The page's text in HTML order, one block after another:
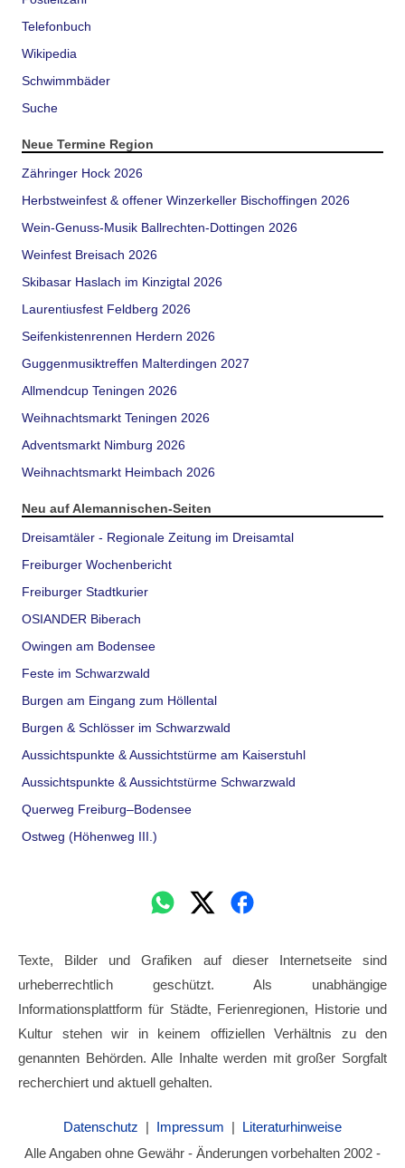
Telefonbuch
Wikipedia
Schwimmbäder
Suche
Neue Termine Region
Zähringer Hock 2026
Herbstweinfest & offener Winzerkeller Bischoffingen 2026
Wein-Genuss-Musik Ballrechten-Dottingen 2026
Weinfest Breisach 2026
Skibasar Haslach im Kinzigtal 2026
Laurentiusfest Feldberg 2026
Seifenkistenrennen Herdern 2026
Guggenmusiktreffen Malterdingen 2027
Allmendcup Teningen 2026
Weihnachtsmarkt Teningen 2026
Adventsmarkt Nimburg 2026
Weihnachtsmarkt Heimbach 2026
Neu auf Alemannischen-Seiten
Dreisamtäler - Regionale Zeitung im Dreisamtal
Freiburger Wochenbericht
Freiburger Stadtkurier
OSIANDER Biberach
Owingen am Bodensee
Feste im Schwarzwald
Burgen am Eingang zum Höllental
Burgen & Schlösser im Schwarzwald
Aussichtspunkte & Aussichtstürme am Kaiserstuhl
Aussichtspunkte & Aussichtstürme Schwarzwald
Querweg Freiburg–Bodensee
Ostweg (Höhenweg III.)
Texte, Bilder und Grafiken auf dieser Internetseite sind
urheberrechtlich geschützt. Als unabhängige
Informationsplattform für Städte, Ferienregionen, Historie und
Kultur stehen wir in keinem offiziellen Verhältnis zu den
genannten Behörden. Alle Inhalte werden mit großer Sorgfalt
recherchiert und aktuell gehalten.
Datenschutz | Impressum | Literaturhinweise
Alle Angaben ohne Gewähr - Änderungen vorbehalten 2002 -